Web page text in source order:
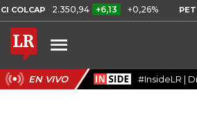
2.350,94 +6,13 +0,26%
EN VIVO #InsideLR |